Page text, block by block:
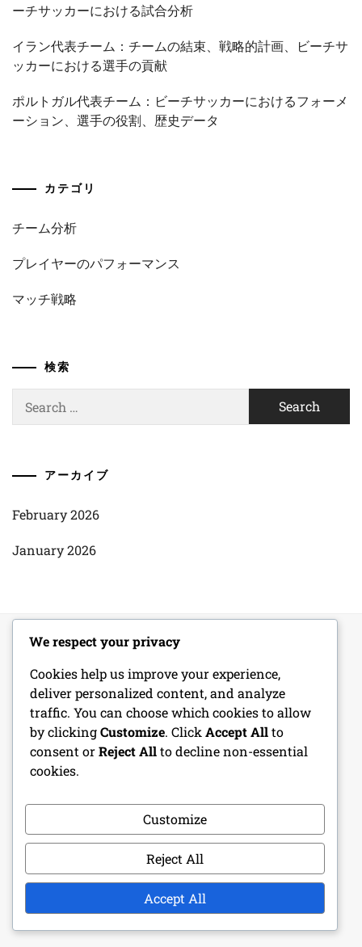
ーチサッカーにおける試合分析
イラン代表チーム：チームの結束、戦略的計画、ビーチサ
ッカーにおける選手の貢献
ポルトガル代表チーム：ビーチサッカーにおけるフォーメ
ーション、選手の役割、歴史データ
カテゴリ
チーム分析
プレイヤーのパフォーマンス
マッチ戦略
検索
for:
アーカイブ
February 2026
January 2026
法的情報
お問い合わせ
クッキーポリシー
カテゴリ
We respect your privacy
Cookies help us improve your experience,
deliver personalized content, and analyze
traffic. You can choose which cookies to allow
by clickingCustomize. Click Accept Allto
consent orReject Allto decline non-essential
cookies.
Customize
Reject All
Accept All